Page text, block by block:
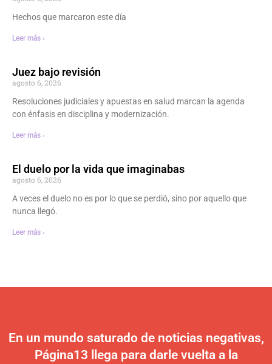
Hechos que marcaron este día
Leer más ›
Juez bajo revisión
agosto 6, 2026
Resoluciones judiciales y apuestas en salud marcan la agenda
con énfasis en disciplina y modernización.
Leer más ›
El duelo por la vida que imaginabas
agosto 6, 2026
A veces el duelo no es por lo que se perdió, sino por aquello que
nunca llegó.
Leer más ›
En un mundo saturado de noticias negativas,
Página13 llega para darle vuelta a la